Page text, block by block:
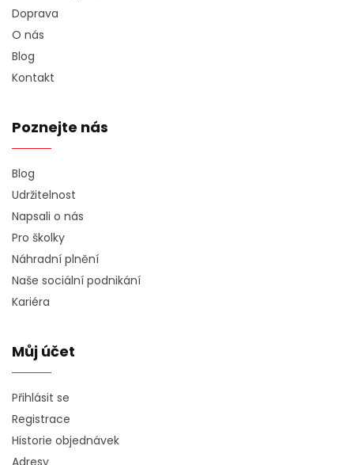
Doprava
O nás
Blog
Kontakt
Poznejte nás
Blog
Udržitelnost
Napsali o nás
Pro školky
Náhradní plnění
Naše sociální podnikání
Kariéra
Můj účet
Přihlásit se
Registrace
Historie objednávek
Adresy